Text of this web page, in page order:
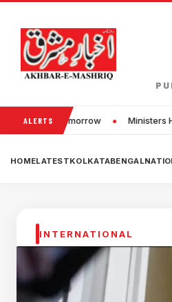
ALERTS
Ministers Have Broken Their Promise
HOMELATESTKOLKATABENGAL
INTERNATIONAL